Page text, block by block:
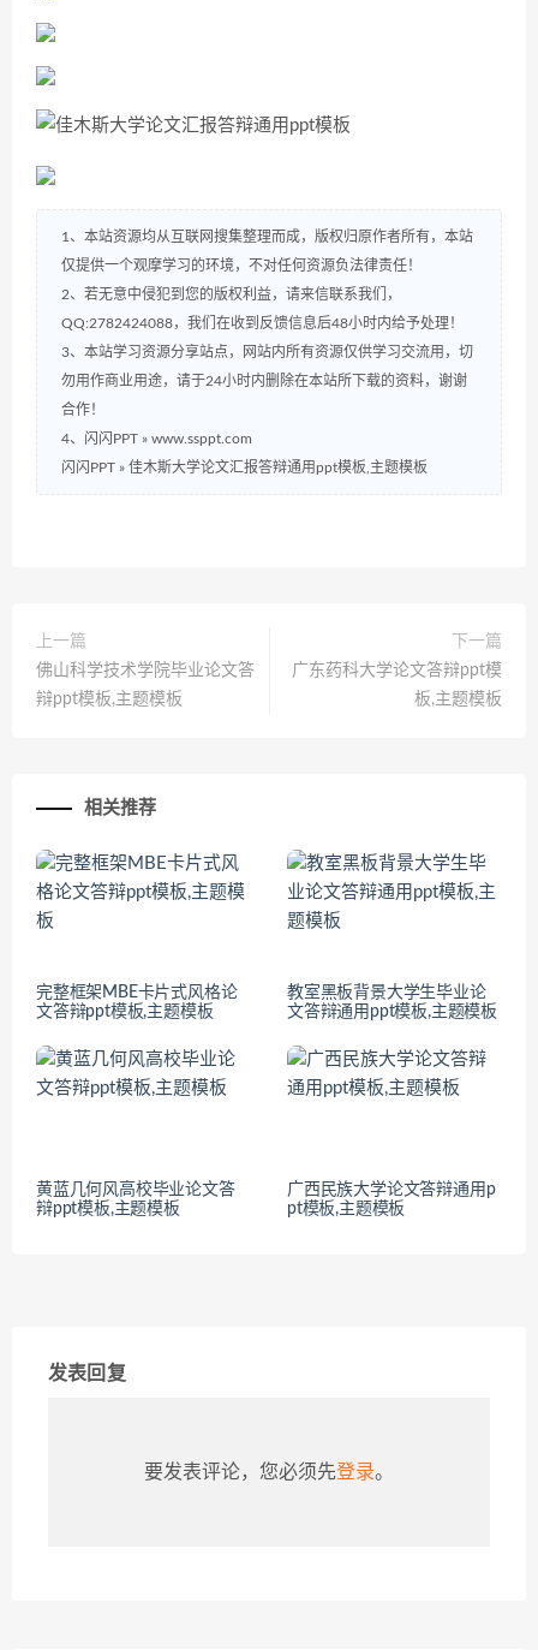
1、本站资源均从互联网搜集整理而成，版权归原作者所有，本站
仅提供一个观摩学习的环境，不对任何资源负法律责任！
2、若无意中侵犯到您的版权利益，请来信联系我们，
QQ:2782424088，我们在收到反馈信息后48小时内给予处理！
3、本站学习资源分享站点，网站内所有资源仅供学习交流用，切
勿用作商业用途，请于24小时内删除在本站所下载的资料，谢谢
合作！
4、闪闪PPT » www.ssppt.com
闪闪PPT » 佳木斯大学论文汇报答辩通用ppt模板,主题模板
上一篇
佛山科学技术学院毕业论文答
辩ppt模板,主题模板
下一篇
广东药科大学论文答辩ppt模
板,主题模板
相关推荐
完整框架MBE卡片式风格论
文答辩ppt模板,主题模板
教室黑板背景大学生毕业论
文答辩通用ppt模板,主题模板
黄蓝几何风高校毕业论文答
辩ppt模板,主题模板
广西民族大学论文答辩通用p
pt模板,主题模板
发表回复
要发表评论，您必须先登录。